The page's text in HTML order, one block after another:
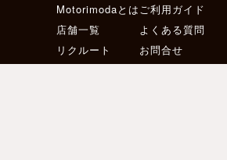
Motorimodaとは
店舗一覧
リクルート
ご利用ガイド
よくある質問
お問合せ